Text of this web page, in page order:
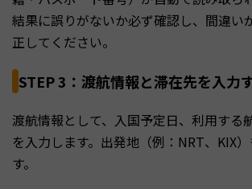
結果に誤りがないか必ず確認し、間違い
正してください。
STEP 3：渡航情報と滞在先を入力
渡航情報として、入国予定日、利用する
を入力します。出発地（例：NRT、KIX
す。